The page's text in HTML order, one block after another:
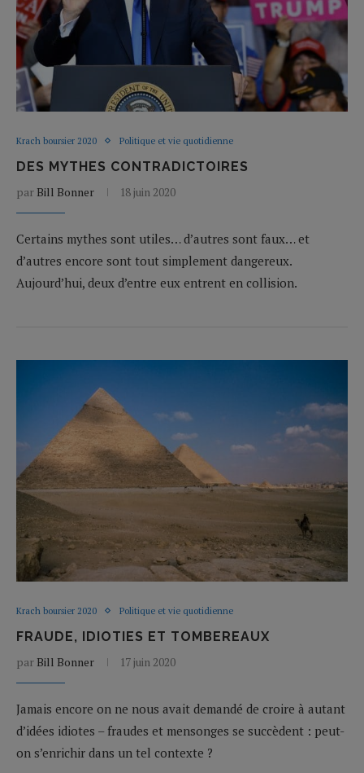
Krach boursier 2020 Politique et vie quotidienne
DES MYTHES CONTRADICTOIRES
par Bill Bonner 18 juin 2020
Certains mythes sont utiles… d’autres sont faux… et
d’autres encore sont tout simplement dangereux.
Aujourd’hui, deux d’entre eux entrent en collision.
Krach boursier 2020 Politique et vie quotidienne
FRAUDE, IDIOTIES ET TOMBEREAUX
par Bill Bonner 17 juin 2020
Jamais encore on ne nous avait demandé de croire à autant
d’idées idiotes – fraudes et mensonges se succèdent : peut-
on s’enrichir dans un tel contexte ?